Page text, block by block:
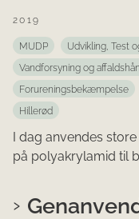
2019
MUDP
Udvikling, Test
Vandforsyning og
Forureningsbekæmpelse
Hillerød
I dag anvendes
på polyakrylamid til